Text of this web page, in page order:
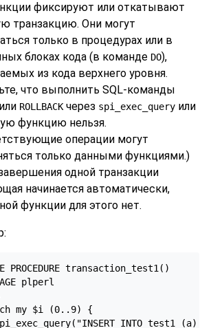
фиксируют или откатывают
транзакцию. Они могут
только в процедурах или в
блоках кода (в команде DO),
из кода верхнего уровня.
что выполнить SQL-команды
ROLLBACKчерез spi_exec_query или
функцию нельзя.
операции могут
только данными функциями.)
одной транзакции
начинается автоматически,
функции для этого нет.
PROCEDURE transaction_test1()
plperl
my $i (0..9) {
INTO test1 (a)